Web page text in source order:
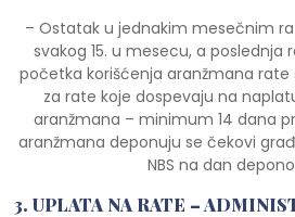
– Ostatak u jednakim mesečnim
svakog 15. u mesecu, a poslednja
početka korišćenja aranžmana rate
za rate koje dospevaju na
aranžmana – minimum 14 dana
aranžmana deponuju se čekovi
NBS na dan
3. UPLATA NA RATE –